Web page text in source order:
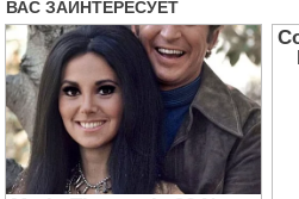
ДОБАВИТЬ
В
ЗАКЛАДКИ